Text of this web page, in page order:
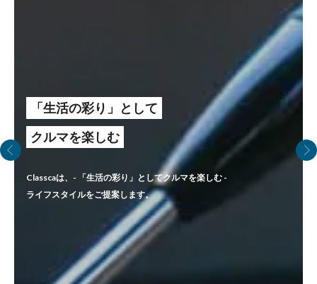
「生活の彩り」として
クルマを楽しむ
Classcaは、- 「生活の彩り」としてクルマを楽しむ -
ライフスタイルをご提案します。